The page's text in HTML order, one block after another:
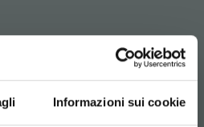
Informazioni sui cookie
Email